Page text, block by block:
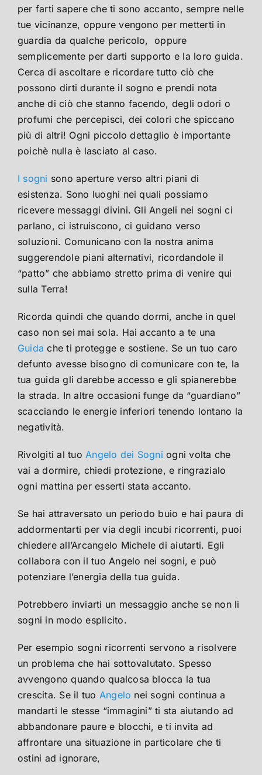
per farti sapere che ti sono accanto, sempre nelle
tue vicinanze, oppure vengono per metterti in
guardia da qualche pericolo, oppure
semplicemente per darti supporto e la loro guida.
Cerca di ascoltare e ricordare tutto ciò che
possono dirti durante il sogno e prendi nota
anche di ciò che stanno facendo, degli odori o
profumi che percepisci, dei colori che spiccano
più di altri! Ogni piccolo dettaglio è importante
poichè nulla è lasciato al caso.
I sogni sono aperture verso altri piani di
esistenza. Sono luoghi nei quali possiamo
ricevere messaggi divini. Gli Angeli nei sogni ci
parlano, ci istruiscono, ci guidano verso
soluzioni. Comunicano con la nostra anima
suggerendole piani alternativi, ricordandole il
“patto” che abbiamo stretto prima di venire qui
sulla Terra!
Ricorda quindi che quando dormi, anche in quel
caso non sei mai sola. Hai accanto a te una
Guida che ti protegge e sostiene. Se un tuo caro
defunto avesse bisogno di comunicare con te, la
tua guida gli darebbe accesso e gli spianerebbe
la strada. In altre occasioni funge da “guardiano”
scacciando le energie inferiori tenendo lontano la
negatività.
Rivolgiti al tuoAngelo dei Sogni ogni volta che
vai a dormire, chiedi protezione, e ringrazialo
ogni mattina per esserti stata accanto.
Se hai attraversato un periodo buio e hai paura di
addormentarti per via degli incubi ricorrenti, puoi
chiedere all’Arcangelo Michele di aiutarti. Egli
collabora con il tuo Angelo nei sogni, e può
potenziare l’energia della tua guida.
Potrebbero inviarti un messaggio anche se non li
sogni in modo esplicito.
Per esempio sogni ricorrenti servono a risolvere
un problema che hai sottovalutato. Spesso
avvengono quando qualcosa blocca la tua
crescita. Se il tuo Angelo nei sogni continua a
mandarti le stesse “immagini” ti sta aiutando ad
abbandonare paure e blocchi, e ti invita ad
affrontare una situazione in particolare che ti
ostini ad ignorare,